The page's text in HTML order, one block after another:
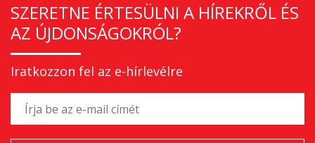
SZERETNE ÉRTESÜLNI A HÍREKRŐL ÉS
AZ ÚJDONSÁGOKRÓL?
Iratkozzon fel az e-hírlevélre